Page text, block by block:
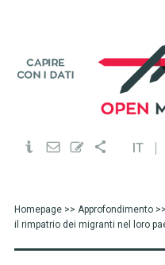
IT
Homepage>> Approfondimento
il rimpatrio dei migranti nel loro